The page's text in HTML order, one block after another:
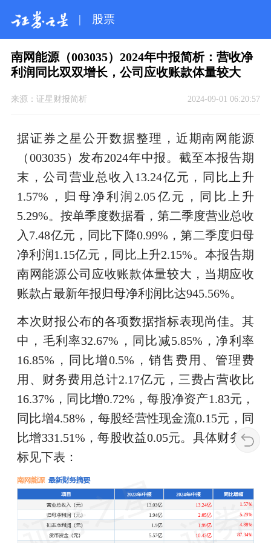
| 股票
南网能源（003035）2024年中报简析：营收净
利润同比双双增长，公司应收账款体量较大
来源： 证星财报简析 2024-09-01 06:20:57
据证券之星公开数据整理，近期南网能源
（003035）发布2024年中报。截至本报告期
末，公司营业总收入13.24亿元，同比上升
1.57%，归母净利润2.05亿元，同比上升
5.29%。按单季度数据看，第二季度营业总收
入7.48亿元，同比下降0.99%，第二季度归母
净利润1.15亿元，同比上升2.15%。本报告期
南网能源公司应收账款体量较大，当期应收
账款占最新年报归母净利润比达945.56%。
本次财报公布的各项数据指标表现尚佳。其
中，毛利率32.67%，同比减5.85%，净利率
16.85%，同比增0.5%，销售费用、管理费
用、财务费用总计2.17亿元，三费占营收比
16.37%，同比增0.72%，每股净资产1.83元，
同比增4.58%，每股经营性现金流0.15元，同
比增331.51%，每股收益0.05元。具体财务指
标见下表：